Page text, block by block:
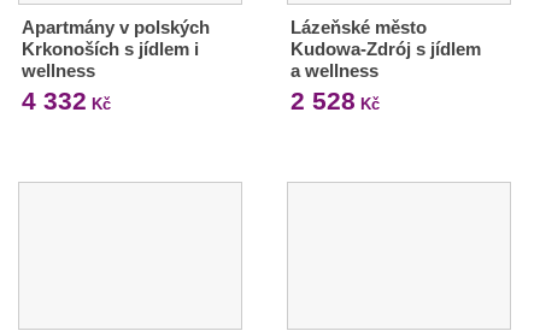
Apartmány v polských
Krkonoších s jídlem i
wellness
4 332 Kč
Lázeňské město
Kudowa-Zdrój s jídlem
a wellness
2 528 Kč